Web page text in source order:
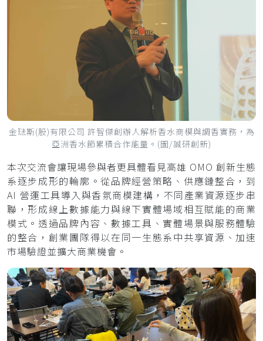
金琺斯(股)有限公司 許智傑創辦人解析香水商模與調香實務，為
亞洲香水節累積合作能量。(圖/誠研創新)
本次交流會讓現場參與者更具體看見高雄 OMO 創新生態
系逐步成形的輪廓。從品牌經營策略、供應鏈整合，到
AI 營運工具導入與香氛商模建構，不同產業資源逐步串
聯，形成線上數據能力與線下實體場域相互賦能的商業
模式。透過品牌內容、數據工具、實體場景與服務體驗
的整合，創業團隊得以在同一生態系中共享資源、加速
市場驗證並擴大商業機會。